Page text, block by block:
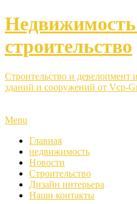
строительство
Строительство и девелопмент
зданий и сооружений от Vcp-
Menu
Главная
недвижимость
Новости
Строительство
Дизайн интерьера
Наши контакты